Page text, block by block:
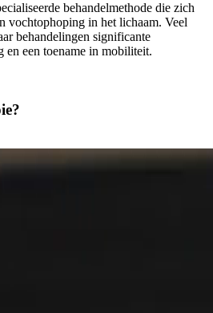
behandelmethode die zich
vochtophoping in het lichaam. Veel
behandelingen significante
een toename in mobiliteit.